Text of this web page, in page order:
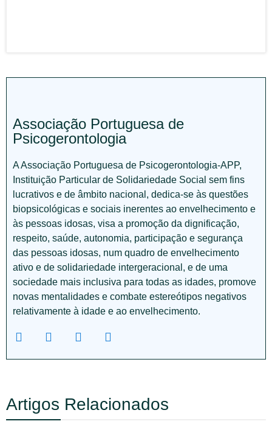
Associação Portuguesa de
Psicogerontologia
A Associação Portuguesa de Psicogerontologia-APP,
Instituição Particular de Solidariedade Social sem fins
lucrativos e de âmbito nacional, dedica-se às questões
biopsicológicas e sociais inerentes ao envelhecimento e
às pessoas idosas, visa a promoção da dignificação,
respeito, saúde, autonomia, participação e segurança
das pessoas idosas, num quadro de envelhecimento
ativo e de solidariedade intergeracional, e de uma
sociedade mais inclusiva para todas as idades, promove
novas mentalidades e combate estereótipos negativos
relativamente à idade e ao envelhecimento.
Artigos Relacionados